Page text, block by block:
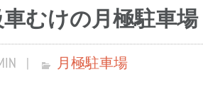
むけの月極駐車場
月極駐車場